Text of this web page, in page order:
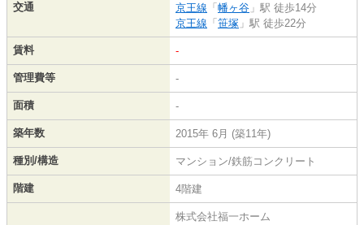
交通
京王線 「 幡ヶ谷 」駅 徒歩14分
京王線 「 笹塚 」駅 徒歩22分
賃料 -
管理費等 -
面積 -
築年数 2015年 6月 (築11年)
種別/構造 マンション/鉄筋コンクリート
階建 4階建
株式会社福一ホーム